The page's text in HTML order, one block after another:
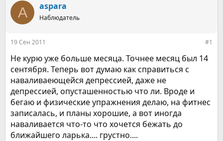
т
е
а
ч
а
A aspara
Наблюдатель
19 Сен 2011 #1
Не курю уже больше месяца. Точнее месяц был 14
сентября. Теперь вот думаю как справиться с
наваливаеющейся депрессией, даже не
депрессией, опусташенностью что ли. Вроде и
бегаю и физические упражнения делаю, на фитнес
записалась, и планы хорошие, а вот иногда
наваливается что-то что хочется бежать до
ближайшего ларька.... грустно....